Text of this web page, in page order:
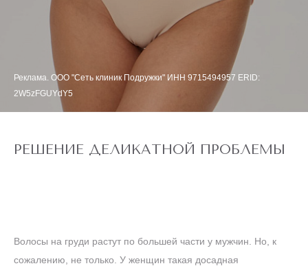
Реклама. ООО "Сеть клиник Подружки" ИНН 9715494957 ERID:
2W5zFGUYdY5
РЕШЕНИЕ ДЕЛИКАТНОЙ ПРОБЛЕМЫ
Волосы на груди растут по большей части у мужчин. Но, к
сожалению, не только. У женщин такая досадная